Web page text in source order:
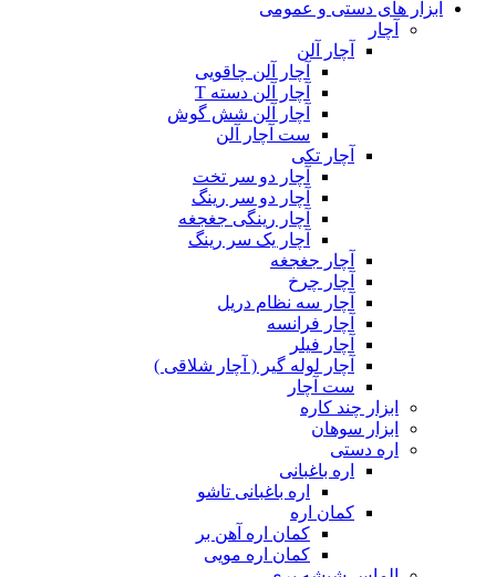
ابزار های دستی و عمومی
آچار
آچار آلن
آچار آلن چاقویی
آچار آلن دسته T
آچار آلن شش گوش
ست آچار آلن
آچار تکی
آچار دو سر تخت
آچار دو سر رینگ
آچار رینگی جغجغه
آچار یک سر رینگ
آچار جغجغه
آچار چرخ
آچار سه نظام دریل
آچار فرانسه
آچار فیلر
آچار لوله گیر ( آچار شلاقی )
ست آچار
ابزار چند کاره
ابزار سوهان
اره دستی
اره باغبانی
اره باغبانی تاشو
کمان اره
کمان اره آهن بر
کمان اره مویی